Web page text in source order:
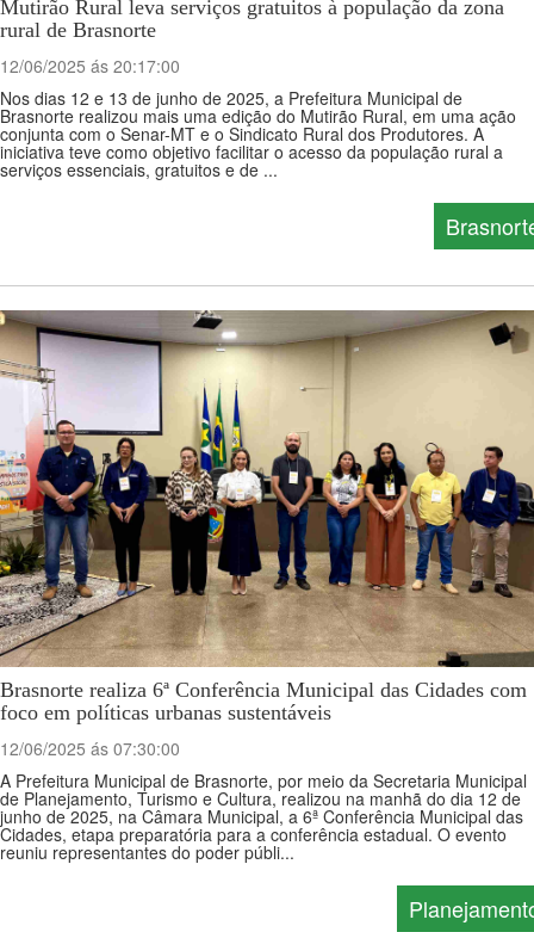
Mutirão Rural leva serviços gratuitos à população da zona
rural de Brasnorte
12/06/2025 ás 20:17:00
Nos dias 12 e 13 de junho de 2025, a Prefeitura Municipal de
Brasnorte realizou mais uma edição do Mutirão Rural, em uma ação
conjunta com o Senar-MT e o Sindicato Rural dos Produtores. A
iniciativa teve como objetivo facilitar o acesso da população rural a
serviços essenciais, gratuitos e de ...
Brasnorte realiza 6ª Conferência Municipal das Cidades com
foco em políticas urbanas sustentáveis
12/06/2025 ás 07:30:00
A Prefeitura Municipal de Brasnorte, por meio da Secretaria Municipal
de Planejamento, Turismo e Cultura, realizou na manhã do dia 12 de
junho de 2025, na Câmara Municipal, a 6ª Conferência Municipal das
Cidades, etapa preparatória para a conferência estadual. O evento
reuniu representantes do poder públi...